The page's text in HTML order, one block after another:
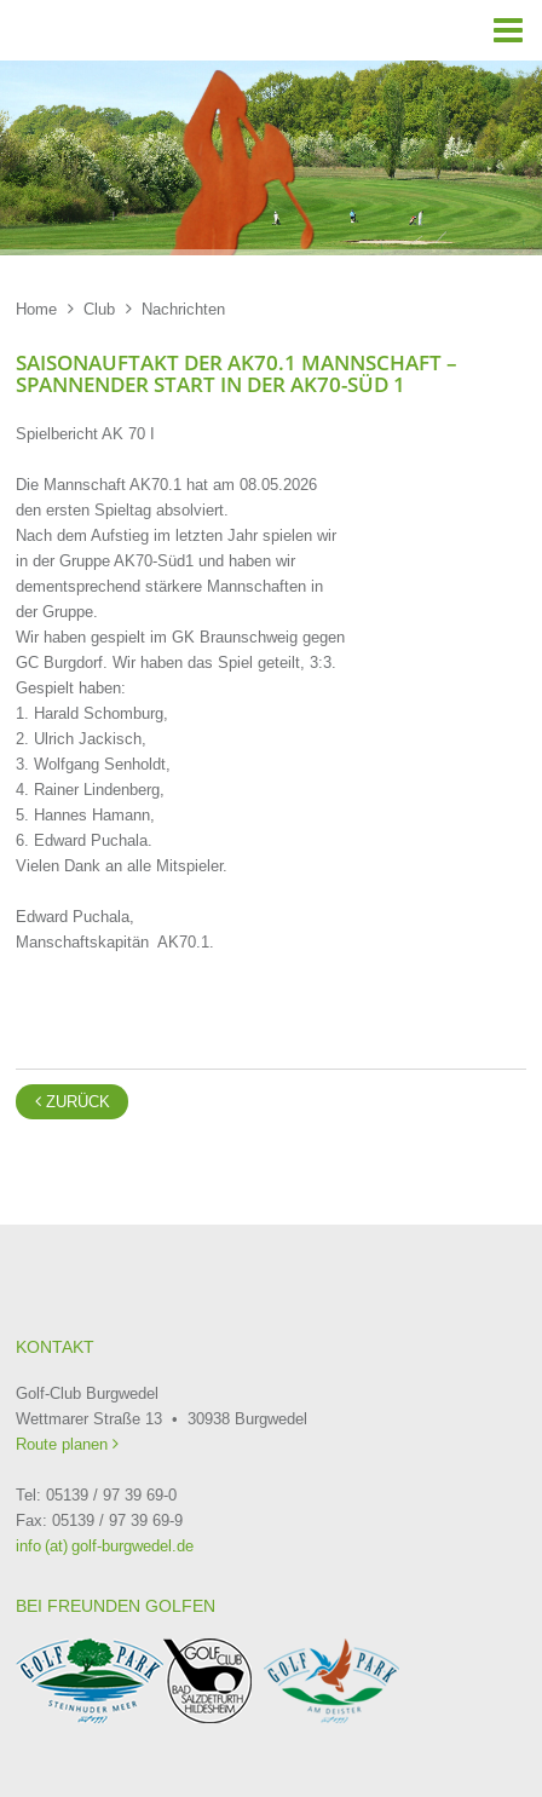

Home  Club  Nachrichten
SAISONAUFTAKT DER AK70.1 MANNSCHAFT –
SPANNENDER START IN DER AK70-SÜD 1
Spielbericht AK 70 I
Die Mannschaft AK70.1 hat am 08.05.2026
den ersten Spieltag absolviert.
Nach dem Aufstieg im letzten Jahr spielen wir
in der Gruppe AK70-Süd1 und haben wir
dementsprechend stärkere Mannschaften in
der Gruppe.
Wir haben gespielt im GK Braunschweig gegen
GC Burgdorf. Wir haben das Spiel geteilt, 3:3.
Gespielt haben:
1. Harald Schomburg,
2. Ulrich Jackisch,
3. Wolfgang Senholdt,
4. Rainer Lindenberg,
5. Hannes Hamann,
6. Edward Puchala.
Vielen Dank an alle Mitspieler.
Edward Puchala,
Manschaftskapitän AK70.1.
ZURÜCK
KONTAKT
Golf-Club Burgwedel
Wettmarer Straße 13 • 30938 Burgwedel
Route planen
Tel: 05139 / 97 39 69-0
Fax: 05139 / 97 39 69-9
info (at) golf-burgwedel.de
BEI FREUNDEN GOLFEN